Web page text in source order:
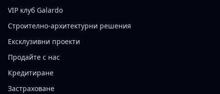
VIP клуб Galardo
Строително-архитектурни решения
Ексклузивни проекти
Продайте с нас
Кредитиране
Застраховане